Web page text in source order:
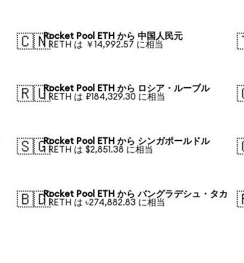
🇨🇳Rocket Pool ETH から 中国人民元
1 RETH は ￥14,992.57 に相当
🇷🇺Rocket Pool ETH から ロシア・ルーブル
1 RETH は ₽184,329.30 に相当
🇸🇬Rocket Pool ETH から シンガポールドル
1 RETH は $2,851.38 に相当
🇧🇩Rocket Pool ETH から バングラデシュ・タカ
1 RETH は ৳274,882.83 に相当